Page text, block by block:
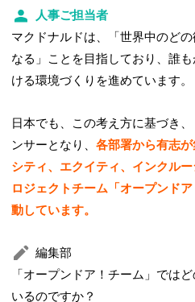
人事ご担当者
マクドナルドは、「世界中のど
なる」ことを目指しており、誰
ける環境づくりを進めています。
日本でも、この考え方に基づき
ンサーとなり、各部署から有志
シティ、エクイティ、インクル
ロジェクトチーム「オープンド
動しています。
編集部
「オープンドア！チーム」では
いるのですか？